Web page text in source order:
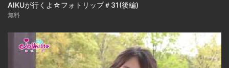
AIKUが行くよ☆フォトリップ＃31(後編)
無料